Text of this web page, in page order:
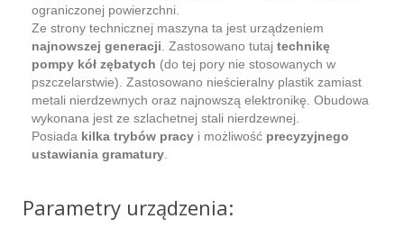
ograniczonej powierzchni.
Ze strony technicznej maszyna ta jest urządzeniem
najnowszej generacji . Zastosowano tutaj technikę
pompy kół zębatych (do tej pory nie stosowanych w
pszczelarstwie). Zastosowano nieścieralny plastik zamiast
metali nierdzewnych oraz najnowszą elektronikę. Obudowa
wykonana jest ze szlachetnej stali nierdzewnej.
Posiada kilka trybów pracy i możliwość precyzyjnego
ustawiania gramatury
Parametry urządzenia: